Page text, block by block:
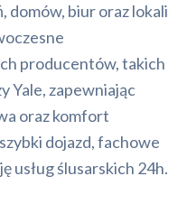
domów, biur oraz lokali
producentów, takich
Yale, zapewniając
oraz komfort
dojazd, fachowe
usług ślusarskich 24h.